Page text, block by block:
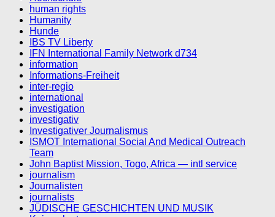
human rights
Humanity
Hunde
IBS TV Liberty
IFN International Family Network d734
information
Informations-Freiheit
inter-regio
international
investigation
investigativ
Investigativer Journalismus
ISMOT International Social And Medical Outreach
Team
John Baptist Mission, Togo, Africa — intl service
journalism
Journalisten
journalists
JÜDISCHE GESCHICHTEN UND MUSIK